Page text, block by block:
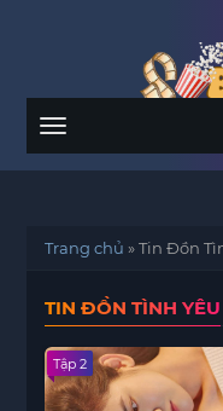
Menu
Trang chủ »Tin Đồn
TIN ĐỒN TÌNH YÊU
Tập 2